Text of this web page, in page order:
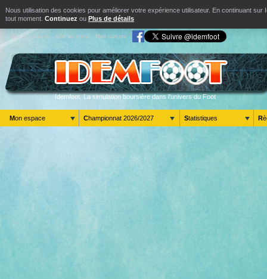
Nous utilisation des cookies pour améliorer votre expérience utilisateur. En continuant
tout moment. Continuez ou Plus de détails
Aller au contenu Aller au menu Mon compte
Idemfoot. La simulation boursière dans l'univers du Foot
Mon espace Championnat 2026/2027 Statistiques